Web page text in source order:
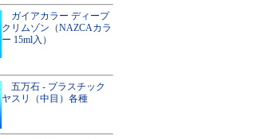
ガイアカラー ディープ
クリムゾン（NAZCAカラ
ー 15ml入）
五万石 - プラスチック
ヤスリ（中目）各種